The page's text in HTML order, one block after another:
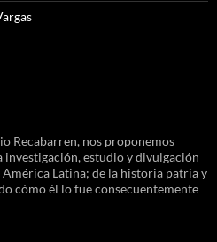
Recabarren, nos proponemos
investigación, estudio y divulgación
Latina; de la historia patria y
cómo él lo fue consecuentemente